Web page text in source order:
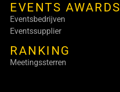
EVENTS AWARDS
Eventsbedrijven
Eventssupplier
RANKING
Meetingssterren